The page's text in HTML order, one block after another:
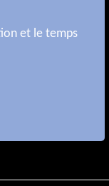
et le temps